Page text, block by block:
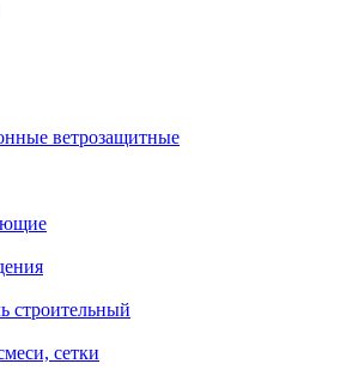
ветрозащитные
строительный
сетки